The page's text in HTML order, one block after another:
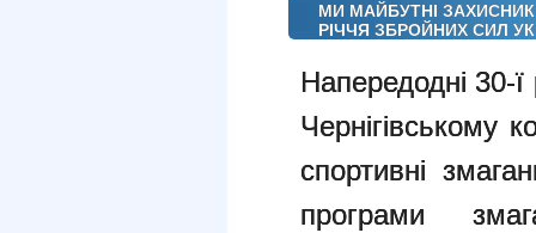
МИ МАЙБУТНІ
РІЧЧЯ ЗБРОЙНИХ СИЛ
Напередодні 30-
Чернігівському
спортивні
програми